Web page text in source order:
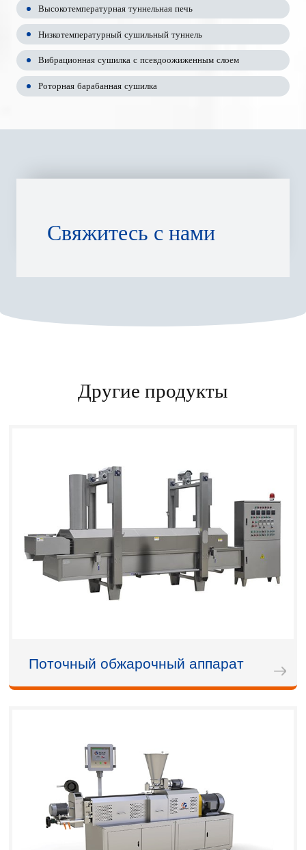
Высокотемпературная туннельная печь
Низкотемпературный сушильный туннель
Вибрационная сушилка с псевдоожиженным слоем
Роторная барабанная сушилка
Свяжитесь с нами
Другие продукты
Поточный обжарочный аппарат